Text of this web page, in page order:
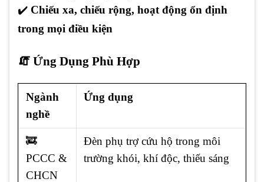
✔️ Chiếu xa, chiếu rộng, hoạt động ổn định
trong mọi điều kiện
🧯 Ứng Dụng Phù Hợp
Ngành
nghề
Ứng dụng
🚒
PCCC &
CHCN
Đèn phụ trợ cứu hộ trong môi
trường khói, khí độc, thiếu sáng